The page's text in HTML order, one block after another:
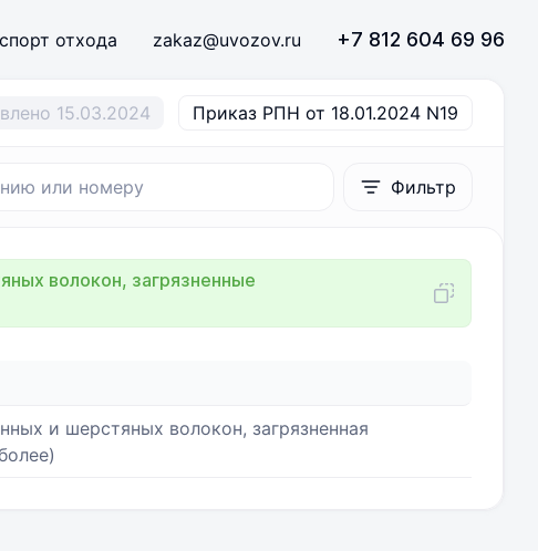
отхода zakaz@uvozov.ru +7 812 604 69 96
15.03.2024 Приказ РПН от 18.01.2024 N19
Фильтр
волокон, загрязненные
и шерстяных волокон, загрязненная